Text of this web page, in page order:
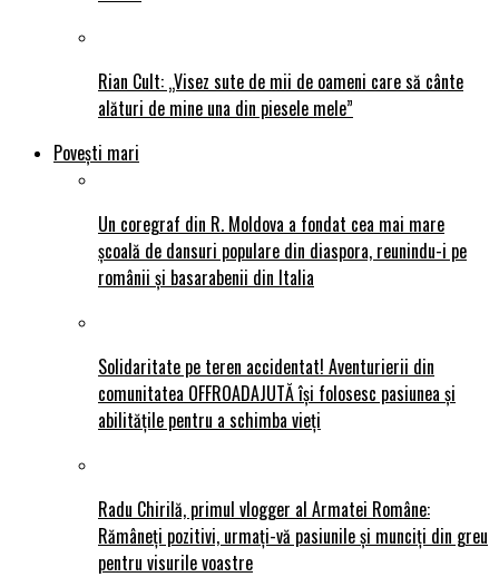
Rian Cult: „Visez sute de mii de oameni care să cânte
alături de mine una din piesele mele”
Povești mari
Un coregraf din R. Moldova a fondat cea mai mare
școală de dansuri populare din diaspora, reunindu-i pe
românii și basarabenii din Italia
Solidaritate pe teren accidentat! Aventurierii din
comunitatea OFFROADAJUTĂ își folosesc pasiunea și
abilitățile pentru a schimba vieți
Radu Chirilă, primul vlogger al Armatei Române:
Rămâneți pozitivi, urmați-vă pasiunile și munciți din greu
pentru visurile voastre